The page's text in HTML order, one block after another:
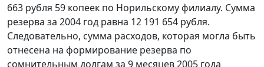
663 рубля 59 копеек по Норильскому филиалу. Сумма
резерва за 2004 год равна 12 191 654 рубля.
Следовательно, сумма расходов, которая могла быть
отнесена на формирование резерва по
сомнительным долгам за 9 месяцев 2005 года